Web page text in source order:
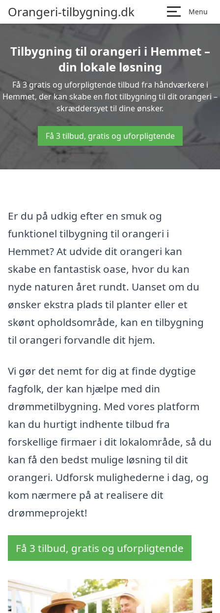
Orangeri-tilbygning.dk Menu
Tilbygning til orangeri i Hemmet –
din lokale løsning
Få 3 gratis og uforpligtende tilbud fra håndværkere i
Hemmet, der kan skabe en flot tilbygning til dit orangeri –
skræddersyet til dine ønsker.
Få 3 tilbud, gratis og uforpligtende
Er du på udkig efter en smuk og
funktionel tilbygning til orangeri i
Hemmet? At udvide dit orangeri kan
skabe en fantastisk oase, hvor du kan
nyde naturen året rundt. Uanset om du
ønsker ekstra plads til planter eller et
skønt opholdsområde, kan en tilbygning
til orangeri forvandle dit hjem.
Vi gør det nemt for dig at finde dygtige
fagfolk, der kan hjælpe med din
drømmetilbygning. Med vores platform
kan du hurtigt indhente tilbud fra
forskellige firmaer i dit lokalområde, så du
kan få den bedst mulige løsning til dit
orangeri. Udforsk mulighederne i dag, og
kom nærmere på at realisere dit
drømmeprojekt!
Få 3 tilbud, gratis og uforpligtende